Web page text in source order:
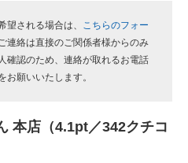
望される場合は、 こちらのフォー
絡は直接のご関係者様からのみ
確認のため、連絡が取れるお電話
お願いいたします。
本店（4.1pt／342クチコ